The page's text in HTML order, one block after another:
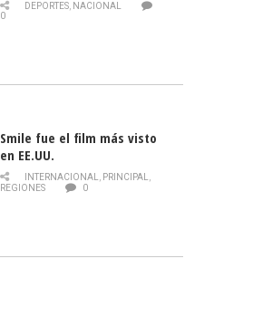
DEPORTES, NACIONAL
0
Smile fue el film más visto
en EE.UU.
INTERNACIONAL, PRINCIPAL,
REGIONES
0